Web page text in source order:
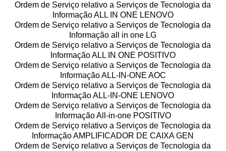
Ordem de Serviço relativo a Serviços de Tecnologia da
Informação ALL IN ONE LENOVO
Ordem de Serviço relativo a Serviços de Tecnologia da
Informação all in one LG
Ordem de Serviço relativo a Serviços de Tecnologia da
Informação ALL IN ONE POSITIVO
Ordem de Serviço relativo a Serviços de Tecnologia da
Informação ALL-IN-ONE AOC
Ordem de Serviço relativo a Serviços de Tecnologia da
Informação ALL-IN-ONE LENOVO
Ordem de Serviço relativo a Serviços de Tecnologia da
Informação All-in-one POSITIVO
Ordem de Serviço relativo a Serviços de Tecnologia da
Informação AMPLIFICADOR DE CAIXA GEN
Ordem de Serviço relativo a Serviços de Tecnologia da